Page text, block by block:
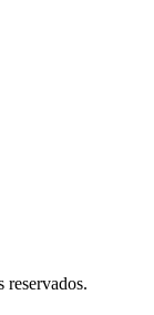
reservados.